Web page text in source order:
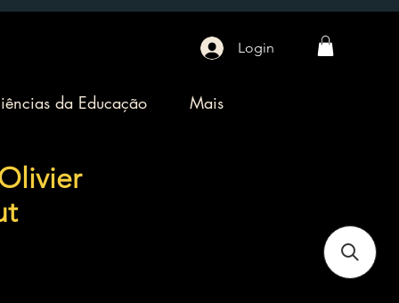
Login
da Educação Mais